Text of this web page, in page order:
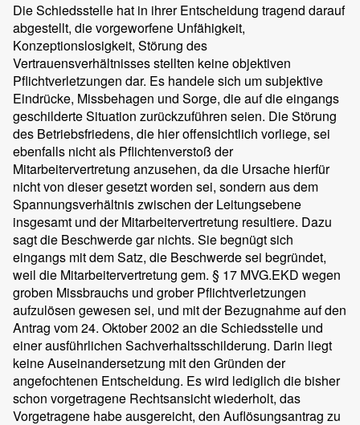
Die Schiedsstelle hat in ihrer Entscheidung tragend darauf
abgestellt, die vorgeworfene Unfähigkeit,
Konzeptionslosigkeit, Störung des
Vertrauensverhältnisses stellten keine objektiven
Pflichtverletzungen dar. Es handele sich um subjektive
Eindrücke, Missbehagen und Sorge, die auf die eingangs
geschilderte Situation zurückzuführen seien. Die Störung
des Betriebsfriedens, die hier offensichtlich vorliege, sei
ebenfalls nicht als Pflichtenverstoß der
Mitarbeitervertretung anzusehen, da die Ursache hierfür
nicht von dieser gesetzt worden sei, sondern aus dem
Spannungsverhältnis zwischen der Leitungsebene
insgesamt und der Mitarbeitervertretung resultiere. Dazu
sagt die Beschwerde gar nichts. Sie begnügt sich
eingangs mit dem Satz, die Beschwerde sei begründet,
weil die Mitarbeitervertretung gem. § 17 MVG.EKD wegen
groben Missbrauchs und grober Pflichtverletzungen
aufzulösen gewesen sei, und mit der Bezugnahme auf den
Antrag vom 24. Oktober 2002 an die Schiedsstelle und
einer ausführlichen Sachverhaltsschilderung. Darin liegt
keine Auseinandersetzung mit den Gründen der
angefochtenen Entscheidung. Es wird lediglich die bisher
schon vorgetragene Rechtsansicht wiederholt, das
Vorgetragene habe ausgereicht, den Auflösungsantrag zu